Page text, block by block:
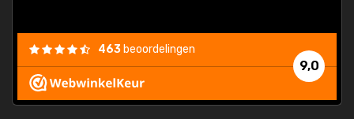
9,0
463 beoordelingen